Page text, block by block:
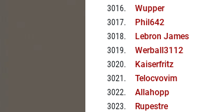
3016. Wupper
3017. Phil642
3018. Lebron James
3019. Werball3112
3020. Kaiserfritz
3021 . Telocvovim
3022. Allahopp
3023. Rupestre